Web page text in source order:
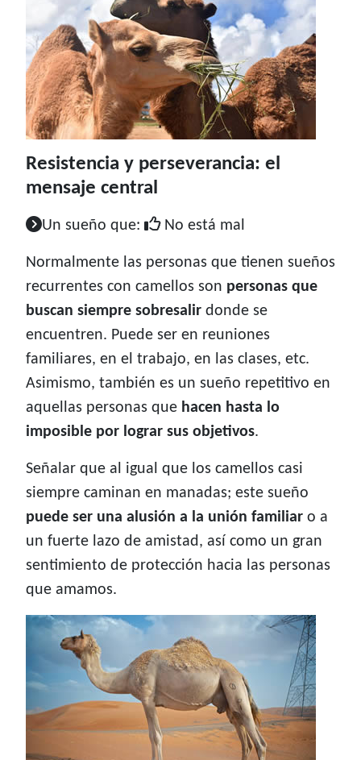
Resistencia y perseverancia: el
mensaje central
Un sueño que: No está mal
Normalmente las personas que tienen sueños
recurrentes con camellos son personas que
buscan siempre sobresalir donde se
encuentren. Puede ser en reuniones
familiares, en el trabajo, en las clases, etc.
Asimismo, también es un sueño repetitivo en
aquellas personas que hacen hasta lo
imposible por lograr sus objetivos.
Señalar que al igual que los camellos casi
siempre caminan en manadas; este sueño
puede ser una alusión a la unión familiar o a
un fuerte lazo de amistad, así como un gran
sentimiento de protección hacia las personas
que amamos.